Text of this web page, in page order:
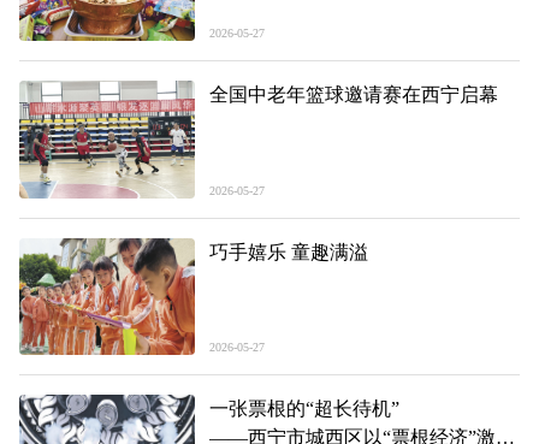
2026-05-27
全国中老年篮球邀请赛在西宁启幕
2026-05-27
巧手嬉乐 童趣满溢
2026-05-27
一张票根的“超长待机”
——西宁市城西区以“票根经济”激活